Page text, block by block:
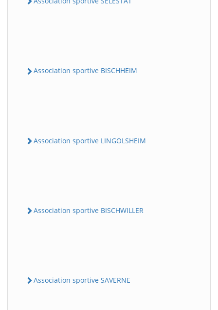
Association sportive BISCHHEIM
Association sportive LINGOLSHEIM
Association sportive BISCHWILLER
Association sportive SAVERNE